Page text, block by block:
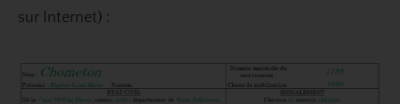
sur Internet) :